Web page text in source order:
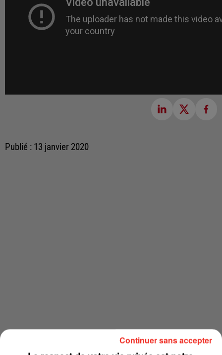
Publié : 13 janvier 2020
Continuer sans accepter